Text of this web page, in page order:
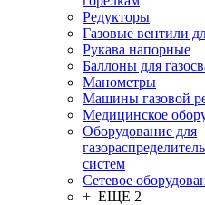
Редукторы
Газовые вентили
Рукава напорные
Баллоны для
Манометры
Машины газовой
Медицинское
Оборудование для
систем
Сетевое
+ ЕЩЕ 2